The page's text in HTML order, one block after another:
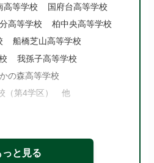
高等学校
国府台高等学校
高等学校
柏中央高等学校
船橋芝山高等学校
我孫子高等学校
の森高等学校
（第4学区） 他
校
八千代松陰高等学校
っと見る